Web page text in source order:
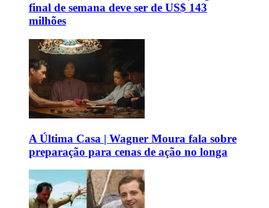
final de semana deve ser de US$ 143
milhões
A Última Casa | Wagner Moura fala sobre
preparação para cenas de ação no longa